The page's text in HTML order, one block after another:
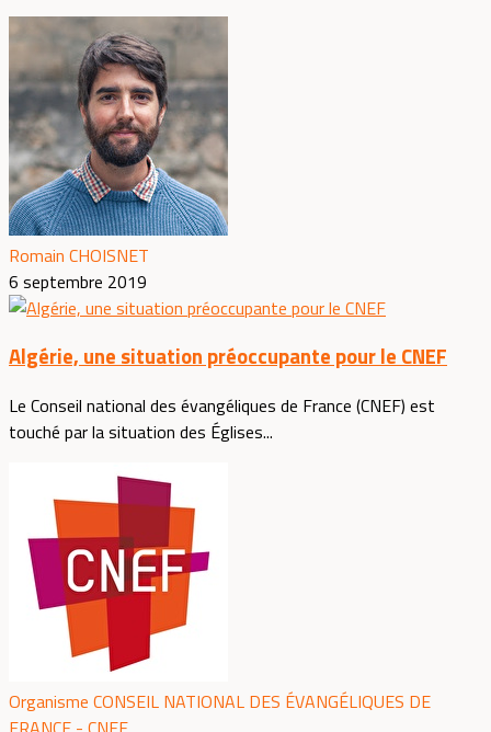
Romain CHOISNET
6 septembre 2019
Algérie, une situation préoccupante pour le CNEF
Le Conseil national des évangéliques de France (CNEF) est
touché par la situation des Églises...
Organisme CONSEIL NATIONAL DES ÉVANGÉLIQUES DE